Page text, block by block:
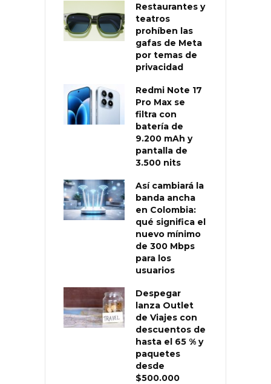
Restaurantes y
teatros
prohíben las
gafas de Meta
por temas de
privacidad
Redmi Note 17
Pro Max se
filtra con
batería de
9.200 mAh y
pantalla de
3.500 nits
Así cambiará la
banda ancha
en Colombia:
qué significa el
nuevo mínimo
de 300 Mbps
para los
usuarios
Despegar
lanza Outlet
de Viajes con
descuentos de
hasta el 65 % y
paquetes
desde
$500.000